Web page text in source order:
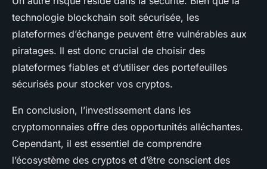
technologie blockchain soit sécurisée, les
plateformes d’échange peuvent être vulnérables aux
piratages. Il est donc crucial de choisir des
plateformes fiables et d’utiliser des portefeuilles
sécurisés pour stocker vos cryptos.
En conclusion, l’investissement dans les
cryptomonnaies offre des opportunités alléchantes.
Cependant, il est essentiel de comprendre
l’écosystème des cryptos et d’être conscient des